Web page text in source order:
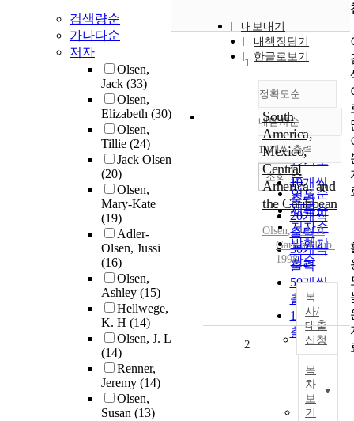
검색량순
가나다순
저자
Olsen,
Jack (33)
Olsen,
Elizabeth (30)
Olsen,
Tillie (24)
Jack Olsen
(20)
Olsen,
Mary-Kate
(19)
Adler-
Olsen, Jussi
(16)
Olsen,
Ashley (15)
Hellwege,
K. H (14)
Olsen, J. L
(14)
Renner,
Jeremy (14)
Olsen,
Susan (13)
내보내기
내책장담기
한글로보기
정확도순
정확도
순
인기도
순
연도순
제목순
저자순
발행기
관순
내림차순
내림차순
10개씩 출력
10개씩
출력
20개씩
출력
30개씩
출력
50개씩
출력
100개씩
출력
조회
1
South
America,
Mexico,
Central
America, and
the Caribbean
Olsen, Dale A
Garland Pub.
1998
복
사/
대출
신청
목
차
보
기
2